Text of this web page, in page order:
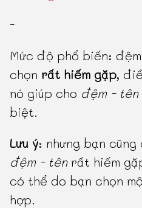
-
Mức độ phổ biến:
chọn rất hiếm gặp,
nó giúp cho đệm - tên
biệt.
Lưu ý: nhưng bạn
đệm - tênrất hiếm
có thể do bạn chọn
hợp.